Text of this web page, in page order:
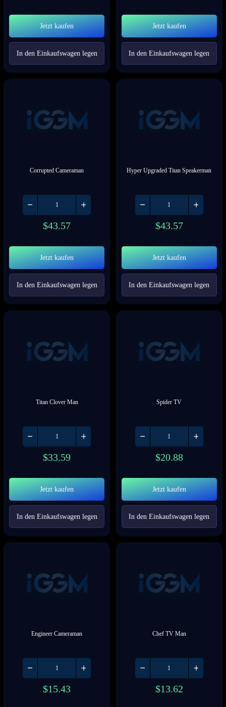
Jetzt kaufen
In den Einkaufswagen legen
Jetzt kaufen
In den Einkaufswagen legen
Corrupted Cameraman
$43.57
Jetzt kaufen
In den Einkaufswagen legen
Hyper Upgraded Titan Speakerman
$43.57
Jetzt kaufen
In den Einkaufswagen legen
Titan Clover Man
$33.59
Jetzt kaufen
In den Einkaufswagen legen
Spider TV
$20.88
Jetzt kaufen
In den Einkaufswagen legen
Engineer Cameraman
$15.43
Chef TV Man
$13.62